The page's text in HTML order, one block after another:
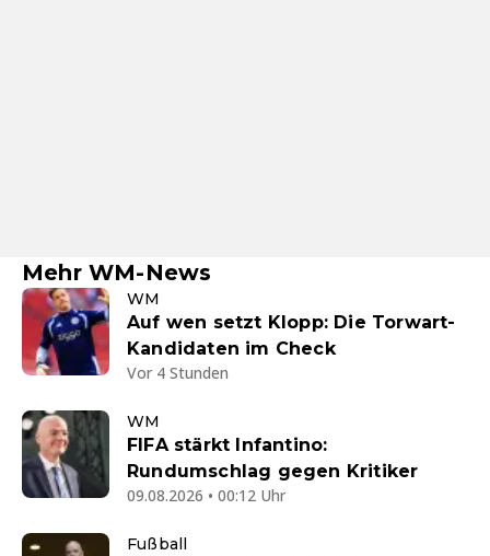
Mehr WM-News
WM
Auf wen setzt Klopp: Die Torwart-
Kandidaten im Check
Vor 4 Stunden
WM
FIFA stärkt Infantino:
Rundumschlag gegen Kritiker
09.08.2026 • 00:12 Uhr
Fußball